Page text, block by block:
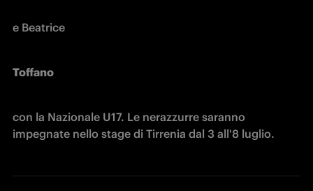
e Beatrice
Toffano
con la Nazionale U17. Le nerazzurre saranno
impegnate nello stage di Tirrenia dal 3 all'8 luglio.